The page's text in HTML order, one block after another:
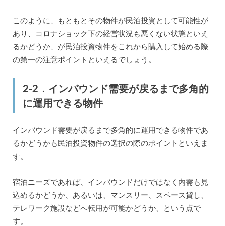
このように、もともとその物件が民泊投資として可能性が
あり、コロナショック下の経営状況も悪くない状態といえ
るかどうか、が民泊投資物件をこれから購入して始める際
の第一の注意ポイントといえるでしょう。
2-2．インバウンド需要が戻るまで多角的
に運用できる物件
インバウンド需要が戻るまで多角的に運用できる物件であ
るかどうかも民泊投資物件の選択の際のポイントといえま
す。
宿泊ニーズであれば、インバウンドだけではなく内需も見
込めるかどうか、あるいは、マンスリー、スペース貸し、
テレワーク施設などへ転用が可能かどうか、という点で
す。